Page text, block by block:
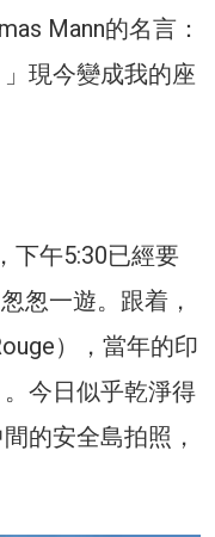
Mann的名言：
」現今變成我的座
下午5:30已經要
怱一遊。跟着，
），當年的印
今日似乎乾淨得
的安全島拍照，